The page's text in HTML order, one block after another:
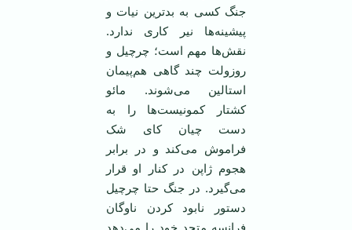
جنگ کسی به بد‌ترین نیات و
پیشینه‌ها نیر کاری ندارد.
نقش‌ها مهم است؛ چرچیل و
روزولت چند گاهی هم‌پیمان
استالین می‌شوند. مائو
کشتار کمونیست‌ها را به
دست چیان کای شک
فراموش می‌کند و در برابر
هجوم ژاپن در کنار او قرار
می‌گیرد. در جنگ حتا چرچیل
دستور نابود کردن ناوگان